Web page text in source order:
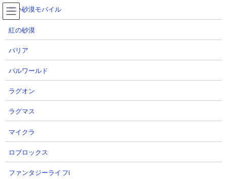
コ
ン
ナ
ビ
密林の異変Ⅲ 牙研ぐ死海魚 攻略動画集
TOP
にゃんこ大戦争
密林の異変Ⅲ 牙研ぐ死海魚 攻略動画集
密林の異変Ⅲ 牙研ぐ死海魚 攻略動画集
【ステージ概要】
超獣討伐ステージ「密林の異変Ⅲ」の「牙研ぐ死海魚」
黒い砂漠モバイル
紅の砂漠
パリア
パルワールド
ラグオン
ラグマス
マイクラ
ロブロックス
ファンタジーライフi